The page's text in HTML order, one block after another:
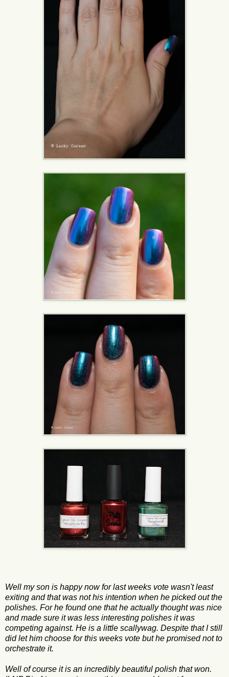
Well my son is happy now for last weeks vote wasn't least
exiting and that was not his intention when he picked out the
polishes. For he found one that he actually thought was nice
and made ​​sure it was less interesting polishes it was
competing against. He is a little scallywag. Despite that I still
did let him choose for this weeks vote but he promised not to
orchestrate it.
Well of course it is an incredibly beautiful polish that won.